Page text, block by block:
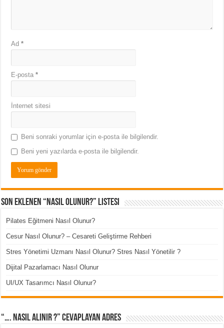
Ad*
E-posta*
İnternet sitesi
Beni sonraki yorumlar için e-posta ile bilgilendir.
Beni yeni yazılarda e-posta ile bilgilendir.
Son Eklenen “Nasıl Olunur?” Listesi
Pilates Eğitmeni Nasıl Olunur?
Cesur Nasıl Olunur? – Cesareti Geliştirme Rehberi
Stres Yönetimi Uzmanı Nasıl Olunur? Stres Nasıl Yönetilir ?
Dijital Pazarlamacı Nasıl Olunur
UI/UX Tasarımcı Nasıl Olunur?
“…. Nasıl Alınır ?” cevaplayan adres